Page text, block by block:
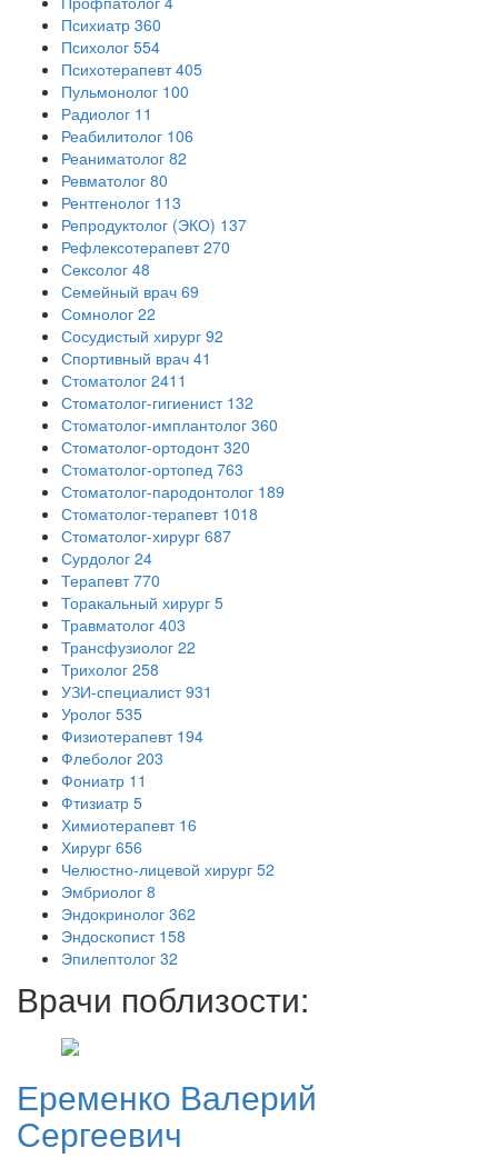
Психиатр 360
Психолог 554
Психотерапевт 405
Пульмонолог 100
Радиолог 11
Реабилитолог 106
Реаниматолог 82
Ревматолог 80
Рентгенолог 113
Репродуктолог (ЭКО) 137
Рефлексотерапевт 270
Сексолог 48
Семейный врач 69
Сомнолог 22
Сосудистый хирург 92
Спортивный врач 41
Стоматолог 2411
Стоматолог-гигиенист 132
Стоматолог-имплантолог 360
Стоматолог-ортодонт 320
Стоматолог-ортопед 763
Стоматолог-пародонтолог 189
Стоматолог-терапевт 1018
Стоматолог-хирург 687
Сурдолог 24
Терапевт 770
Торакальный хирург 5
Травматолог 403
Трансфузиолог 22
Трихолог 258
УЗИ-специалист 931
Уролог 535
Физиотерапевт 194
Флеболог 203
Фониатр 11
Фтизиатр 5
Химиотерапевт 16
Хирург 656
Челюстно-лицевой хирург 52
Эмбриолог 8
Эндокринолог 362
Эндоскопист 158
Эпилептолог 32
Врачи поблизости:
Еременко Валерий
Сергеевич